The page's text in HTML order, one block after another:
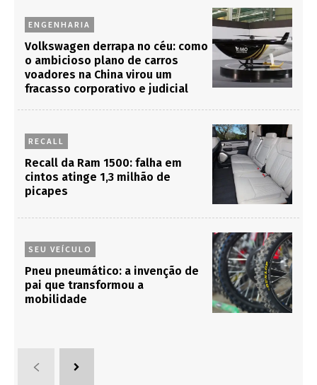
ENGENHARIA
Volkswagen derrapa no céu: como
o ambicioso plano de carros
voadores na China virou um
fracasso corporativo e judicial
RECALL
Recall da Ram 1500: falha em
cintos atinge 1,3 milhão de
picapes
SEU VEÍCULO
Pneu pneumático: a invenção de
pai que transformou a
mobilidade